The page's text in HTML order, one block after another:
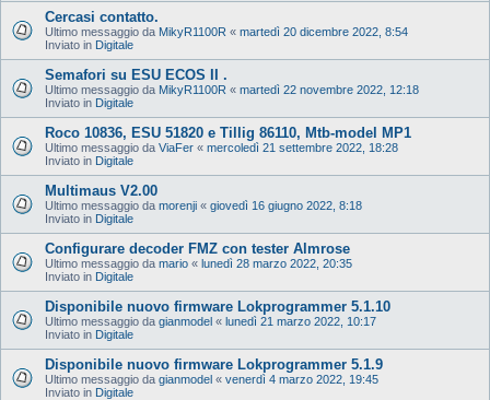
Cercasi contatto.
Ultimo messaggio da MikyR1100R « martedì 20 dicembre 2022, 8:54
Inviato in Digitale
Semafori su ESU ECOS II .
Ultimo messaggio da MikyR1100R « martedì 22 novembre 2022, 12:18
Inviato in Digitale
Roco 10836, ESU 51820 e Tillig 86110, Mtb-model MP1
Ultimo messaggio da ViaFer « mercoledì 21 settembre 2022, 18:28
Inviato in Digitale
Multimaus V2.00
Ultimo messaggio da morenji « giovedì 16 giugno 2022, 8:18
Inviato in Digitale
Configurare decoder FMZ con tester Almrose
Ultimo messaggio da mario « lunedì 28 marzo 2022, 20:35
Inviato in Digitale
Disponibile nuovo firmware Lokprogrammer 5.1.10
Ultimo messaggio da gianmodel « lunedì 21 marzo 2022, 10:17
Inviato in Digitale
Disponibile nuovo firmware Lokprogrammer 5.1.9
Ultimo messaggio da gianmodel « venerdì 4 marzo 2022, 19:45
Inviato in Digitale